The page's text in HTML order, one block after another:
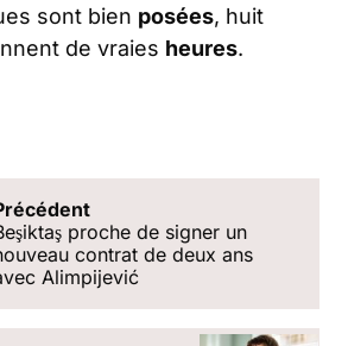
sont bien posées, huit
de vraies heures.
proche de signer un
contrat de deux ans
Alimpijević